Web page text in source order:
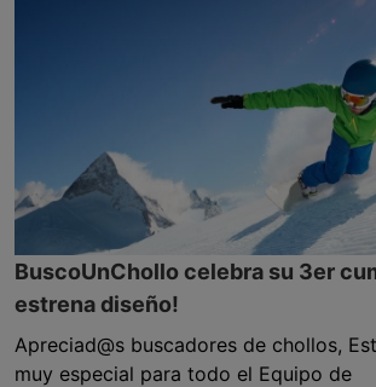
BuscoUnChollo celebra su 3er
estrena diseño!
Apreciad@s buscadores de chollos,
muy especial para todo el Equipo de